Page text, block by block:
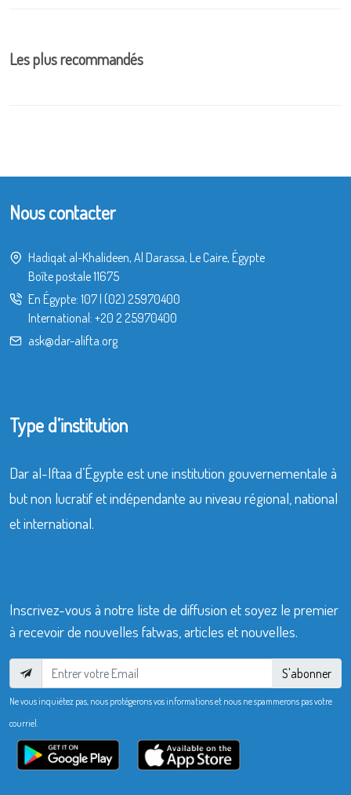
Les plus recommandés
Nous contacter
Hadiqat al-Khalideen, Al Darassa, Le Caire, Égypte
Boîte postale 11675
En Égypte: 107| (02) 25970400
International: +20 2 25970400
ask@dar-alifta.org
Type d’institution
Dar al-Iftaa d’Égypte est une institution gouvernementale à
but non lucratif et indépendante au niveau régional, national
et international.
Inscrivez-vous à notre liste de diffusion et soyez le premier
à recevoir de nouvelles fatwas, articles et nouvelles.
S'abonner
Ne vous inquiétez pas, nous protégerons vos informations et nous ne spammerons pas votre
courriel.